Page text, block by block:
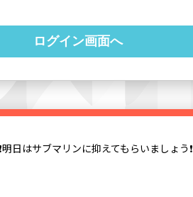
ログイン画面へ
日はサブマリンに抑えてもらいましょう❗